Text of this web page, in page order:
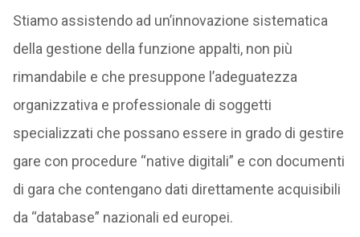
Stiamo assistendo ad un’innovazione sistematica
della gestione della funzione appalti, non più
rimandabile e che presuppone l’adeguatezza
organizzativa e professionale di soggetti
specializzati che possano essere in grado di gestire
gare con procedure “native digitali” e con documenti
di gara che contengano dati direttamente acquisibili
da “database” nazionali ed europei.